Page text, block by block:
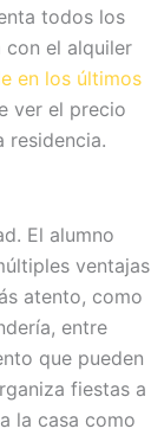
todos los
con el alquiler
en los últimos
ver el precio
residencia.
El alumno
ventajas
atento, como
entre
que pueden
fiestas a
la casa como